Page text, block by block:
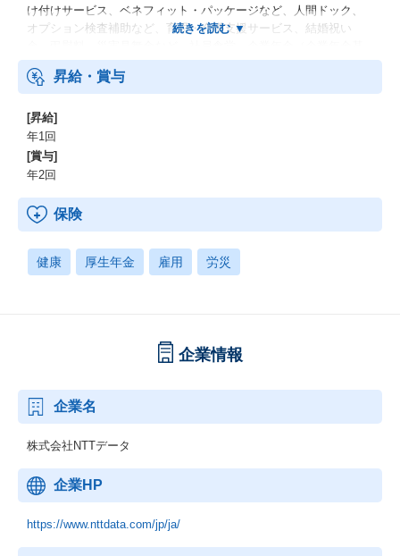
け付けサービス、ベネフィット・パッケージなど、人間ドック、
オプション検査補助など、育児・介護支援サービス、結婚祝い
金、確定拠出年金）、電気通信共済会(個人年金、遺児育英基金)
昇給・賞与
[昇給]
年1回
[賞与]
年2回
保険
健康 厚生年金 雇用 労災
企業情報
企業名
株式会社NTTデータ
企業HP
https://www.nttdata.com/jp/ja/